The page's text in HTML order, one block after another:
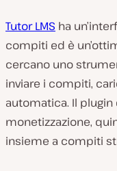
Tutor LMS ha
compiti ed è
cercano uno
inviare i compiti,
automatica. Il
monetizzazione,
insieme a compiti